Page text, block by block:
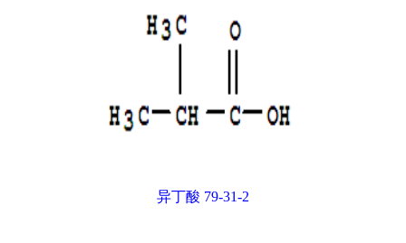
异丁酸 79-31-2